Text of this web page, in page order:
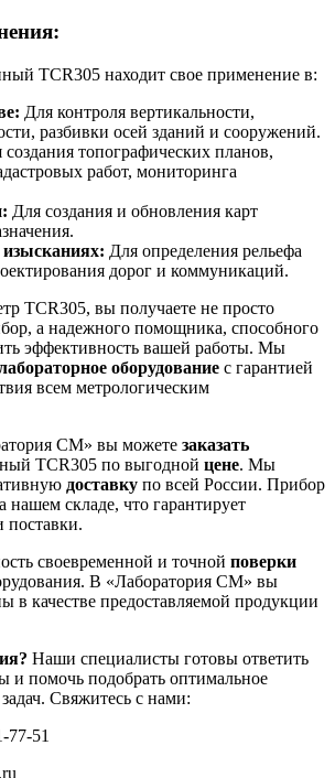
TCR305 находит свое применение в:
Для контроля вертикальности,
разбивки осей зданий и сооружений.
создания топографических планов,
работ, мониторинга
Для создания и обновления карт
Для определения рельефа
дорог и коммуникаций.
TCR305, вы получаете не просто
а надежного помощника, способного
эффективность вашей работы. Мы
оборудование с гарантией
всем метрологическим
СМ» вы можете заказать
TCR305 по выгодной цене. Мы
доставку по всей России. Прибор
нашем складе, что гарантирует
своевременной и точной поверки
В «Лаборатория СМ» вы
в качестве предоставляемой продукции
Наши специалисты готовы ответить
и помочь подобрать оптимальное
Свяжитесь с нами:
77-51